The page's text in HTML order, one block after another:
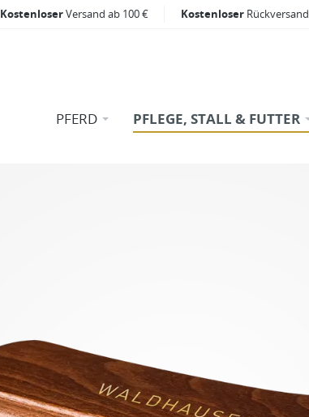
KostenloserVersand ab 100 € Kostenloser Rückversand
PFERD PFLEGE, STALL & FUTTER